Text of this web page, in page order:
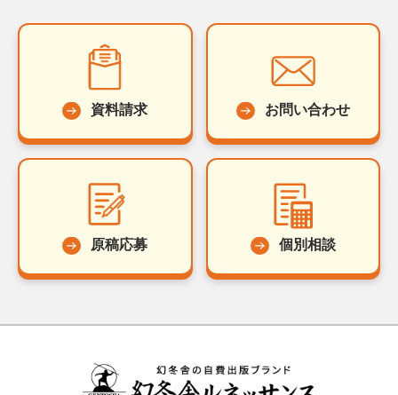
資料請求 お問い合わせ
原稿応募 個別相談